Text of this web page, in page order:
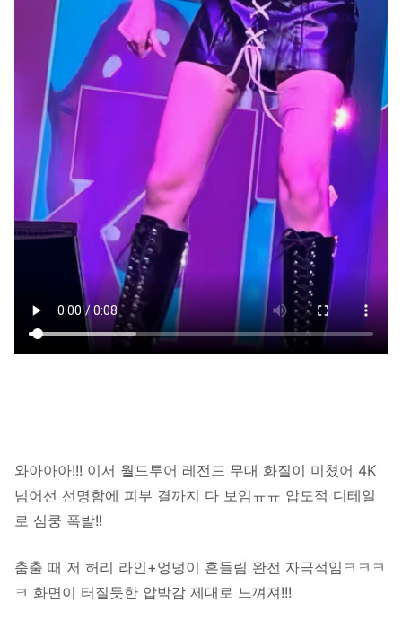
와아아아!!! 이서 월드투어 레전드 무대 화질이 미쳤어 4K
넘어선 선명함에 피부 결까지 다 보임ㅠㅠ 압도적 디테일
로 심쿵 폭발!!
춤출 때 저 허리 라인+엉덩이 흔들림 완전 자극적임ㅋㅋㅋ
ㅋ 화면이 터질듯한 압박감 제대로 느껴져!!!